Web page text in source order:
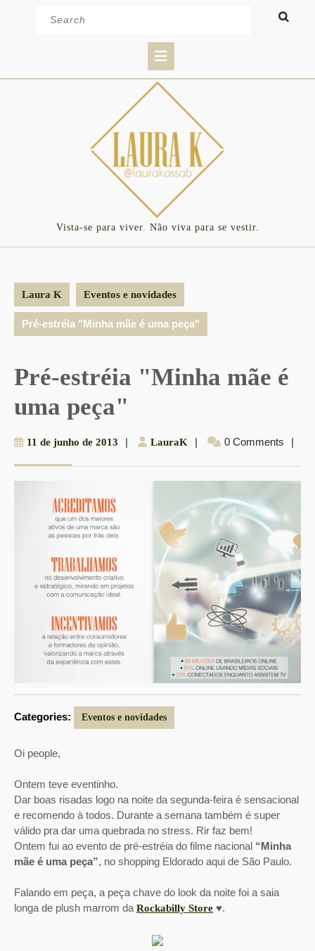
Button
Vista-se para viver. Não viva para se vestir.
Laura K Eventos e novidades
Pré-estréia "Minha mãe é uma peça"
Pré-estréia "Minha mãe é
uma peça"
11 de junho de 2013 11| LauraK LauraK
| 0 Comments |
Categories: Eventos e novidades
Oi people,
Ontem teve eventinho.
Dar boas risadas logo na noite da segunda-feira é sensacional
e recomendo à todos. Durante a semana também é super
válido pra dar uma quebrada no stress. Rir faz bem!
Ontem fui ao evento de pré-estréia do filme nacional “Minha
mãe é uma peça”, no shopping Eldorado aqui de São Paulo.
Falando em peça, a peça chave do look da noite foi a saia
longa de plush marrom daRockabilly Store ♥.